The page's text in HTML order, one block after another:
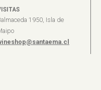
1950, Isla de